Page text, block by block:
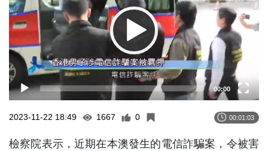
00:00
2023-11-22 18:49 1667 0 00:01:03
檢察院表示，近期在本澳發生的電信詐騙案，令被害